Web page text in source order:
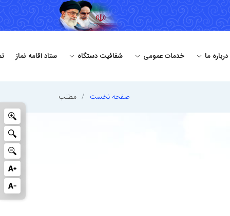
درباره ما خدمات عمومی شفافیت دستگاه ستاد اقامه نماز
صفحه نخست مطلب